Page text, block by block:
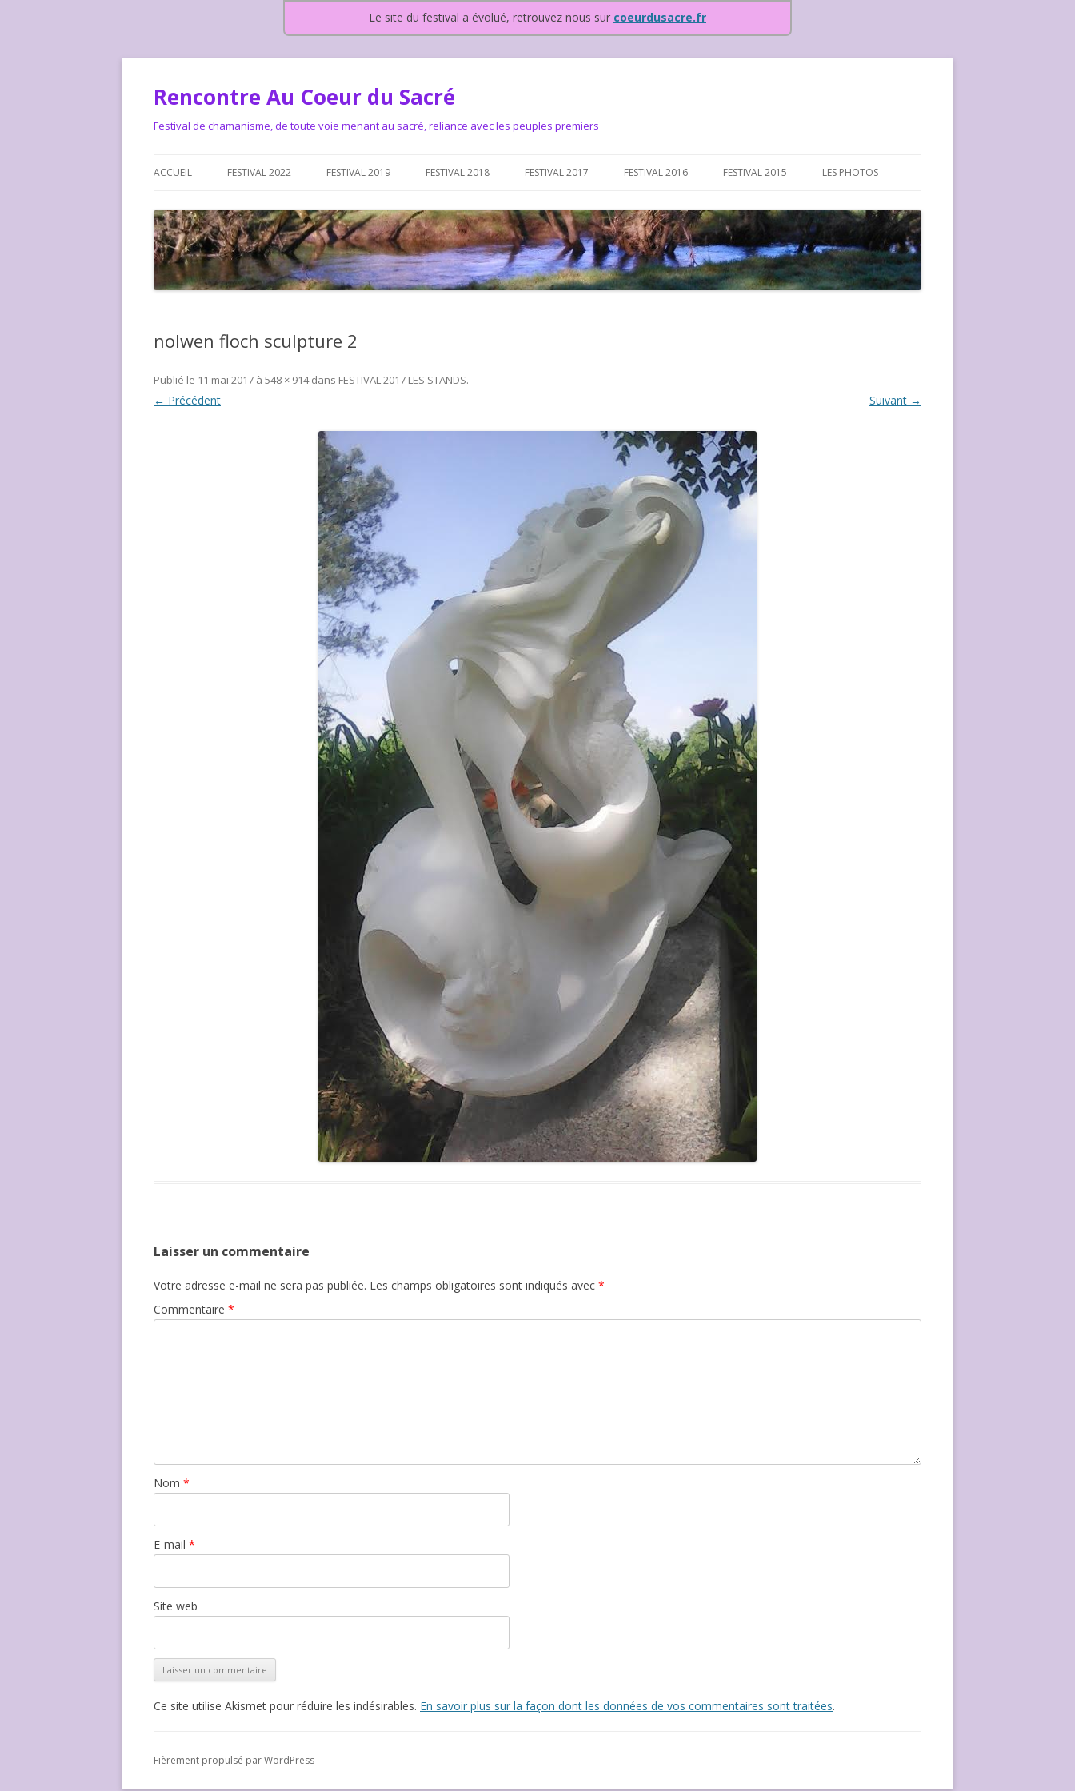
Le site du festival a évolué, retrouvez nous sur coeurdusacre.fr
Rencontre Au Coeur du Sacré
Festival de chamanisme, de toute voie menant au sacré, reliance avec les peuples premiers
ACCUEIL
LA CHARTE DU FESTIVAL
LE FESTIVAL DEPUIS 2015 – QUI
SOMMES-NOUS ?
LE FESTIVAL DEPUIS 2015…OU
ALLONS-NOUS ?
COMMENT FONCTIONNONS
FESTIVAL 2022 FESTIVAL 2019 FESTIVAL 2018 FESTIVAL 2017 FESTIVAL 2016 FESTIVAL 2015 LES PHOTOS
FESTIVAL 2016-PHOTOS
FESTIVAL 2017-PHOTOS ET
VIDÉOS
nolwen floch sculpture 2
Publié le 11 mai 2017 à 548 × 914dans FESTIVAL 2017 LES STANDS.
← Précédent Suivant →
Laisser un commentaire
Votre adresse e-mail ne sera pas publiée. Les champs obligatoires sont indiqués avec *
Commentaire *
Nom *
E-mail *
Site web
Ce site utilise Akismet pour réduire les indésirables. En savoir plus sur la façon dont les données de vos commentaires sont traitées.
Fièrement propulsé par WordPress